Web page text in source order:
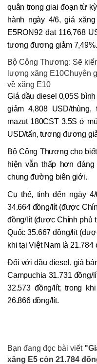
quân trong giai đoạn từ
hành ngày 4/6, giá
E5RON92 đạt 116,768
tương đương giảm 7,49%.
Bộ Công Thương: Sẽ
lượng xăng E10Chuyên
về xăng E10
Giá dầu diesel 0,05S
giảm 4,808 USD/
mazut 180CST 3,5S ở
USD/tấn, tương đương
Bộ Công Thương cho
hiện vẫn thấp hơn
chung đường biên giới.
Cụ thể, tính đến ngày
34.664 đồng/lít (được
đồng/lít (được Chính phủ
Quốc 35.667 đồng/lít
khi tại Việt Nam là 21.784
Đối với dầu diesel, giá
Campuchia 31.731 đồng/
32.573 đồng/lít; trong
26.866 đồng/lít.
Bạn đang đọc bài viết
xăng E5 còn 21.784